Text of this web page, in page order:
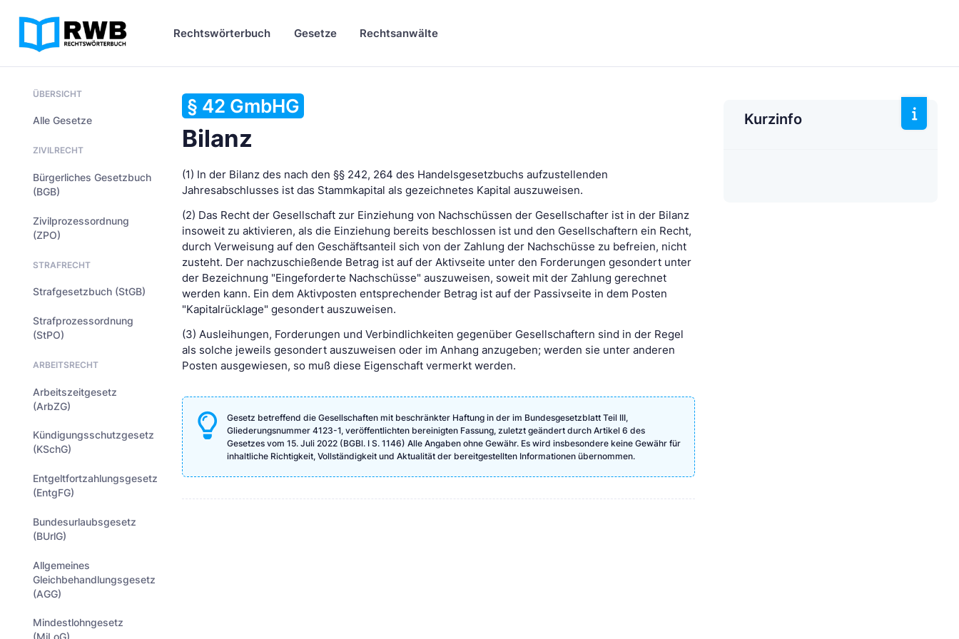
Rechtswörterbuch Gesetze Rechtsanwälte
ÜBERSICHT
Alle Gesetze
ZIVILRECHT
Bürgerliches Gesetzbuch
(BGB)
Zivilprozessordnung
(ZPO)
STRAFRECHT
Strafgesetzbuch (StGB)
Strafprozessordnung
(StPO)
ARBEITSRECHT
Arbeitszeitgesetz
(ArbZG)
Kündigungsschutzgesetz
(KSchG)
Entgeltfortzahlungsgesetz
(EntgFG)
Bundesurlaubsgesetz
(BUrlG)
Allgemeines
Gleichbehandlungsgesetz
(AGG)
Mindestlohngesetz
§ 42 GmbHG
Bilanz
(1) In der Bilanz des nach den §§ 242, 264 des Handelsgesetzbuchs aufzustellenden
Jahresabschlusses ist das Stammkapital als gezeichnetes Kapital auszuweisen.
(2) Das Recht der Gesellschaft zur Einziehung von Nachschüssen der Gesellschafter ist in der Bilanz
insoweit zu aktivieren, als die Einziehung bereits beschlossen ist und den Gesellschaftern ein Recht,
durch Verweisung auf den Geschäftsanteil sich von der Zahlung der Nachschüsse zu befreien, nicht
zusteht. Der nachzuschießende Betrag ist auf der Aktivseite unter den Forderungen gesondert unter
der Bezeichnung "Eingeforderte Nachschüsse" auszuweisen, soweit mit der Zahlung gerechnet
werden kann. Ein dem Aktivposten entsprechender Betrag ist auf der Passivseite in dem Posten
"Kapitalrücklage" gesondert auszuweisen.
(3) Ausleihungen, Forderungen und Verbindlichkeiten gegenüber Gesellschaftern sind in der Regel
als solche jeweils gesondert auszuweisen oder im Anhang anzugeben; werden sie unter anderen
Posten ausgewiesen, so muß diese Eigenschaft vermerkt werden.
Gesetz betreffend die Gesellschaften mit beschränkter Haftung in der im Bundesgesetzblatt Teil III,
Gliederungsnummer 4123-1, veröffentlichten bereinigten Fassung, zuletzt geändert durch Artikel 6 des
Gesetzes vom 15. Juli 2022 (BGBl. I S. 1146) Alle Angaben ohne Gewähr. Es wird insbesondere keine Gewähr für
inhaltliche Richtigkeit, Vollständigkeit und Aktualität der bereitgestellten Informationen übernommen.
Kurzinfo